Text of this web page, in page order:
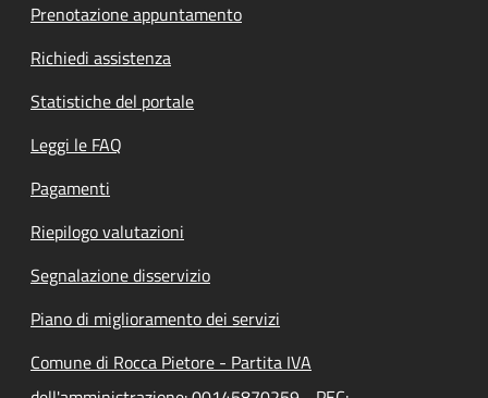
Prenotazione appuntamento
Richiedi assistenza
Statistiche del portale
Leggi le FAQ
Pagamenti
Riepilogo valutazioni
Segnalazione disservizio
Piano di miglioramento dei servizi
Comune di Rocca Pietore - Partita IVA